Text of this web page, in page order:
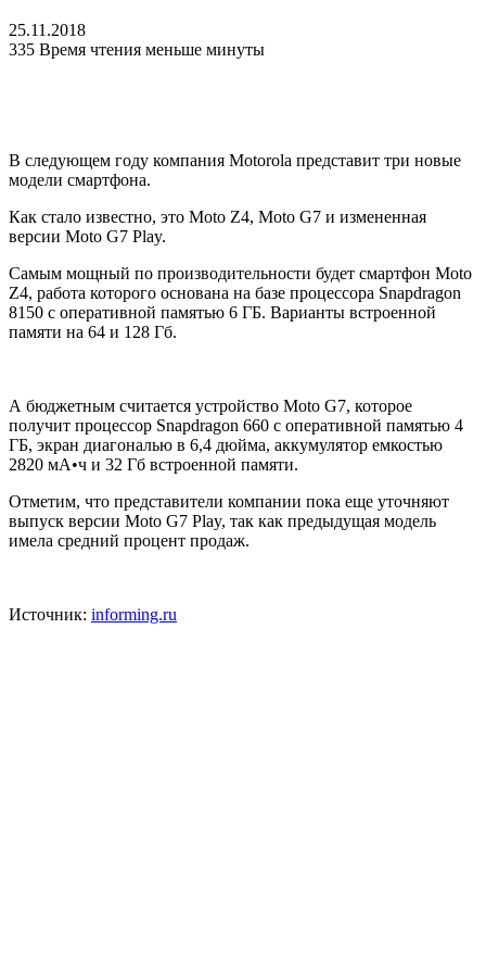
25.11.2018
335 Время чтения меньше минуты
В следующем году компания Motorola представит три новые
модели смартфона.
Как стало известно, это Moto Z4, Moto G7 и измененная
версии Moto G7 Play.
Самым мощный по производительности будет смартфон Moto
Z4, работа которого основана на базе процессора Snapdragon
8150 с оперативной памятью 6 ГБ. Варианты встроенной
памяти на 64 и 128 Гб.
А бюджетным считается устройство Moto G7, которое
получит процессор Snapdragon 660 с оперативной памятью 4
ГБ, экран диагональю в 6,4 дюйма, аккумулятор емкостью
2820 мА•ч и 32 Гб встроенной памяти.
Отметим, что представители компании пока еще уточняют
выпуск версии Moto G7 Play, так как предыдущая модель
имела средний процент продаж.
Источник: informing.ru